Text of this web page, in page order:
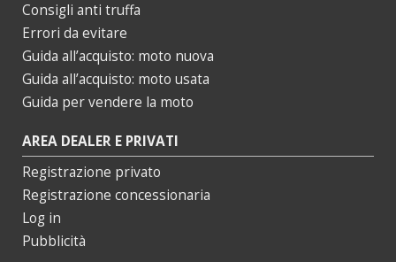
Consigli anti truffa
Errori da evitare
Guida all’acquisto: moto nuova
Guida all’acquisto: moto usata
Guida per vendere la moto
AREA DEALER E PRIVATI
Registrazione privato
Registrazione concessionaria
Log in
Pubblicità